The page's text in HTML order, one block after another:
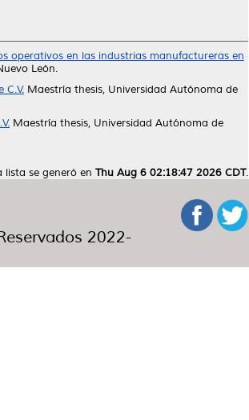
operativos en las industrias manufactureras en
León.
C.V. Maestría thesis, Universidad Autónoma de
Maestría thesis, Universidad Autónoma de
lista se generó en Thu Aug 6 02:18:47 2026 CDT.
2022-